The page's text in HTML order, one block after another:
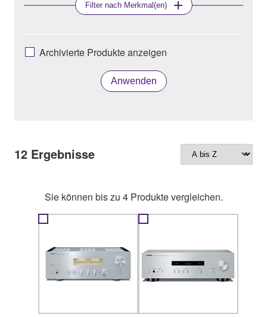
Filter nach Merkmal(en)
Archivierte Produkte anzeigen
Anwenden
12 Ergebnisse
Sie können bis zu 4 Produkte vergleichen.